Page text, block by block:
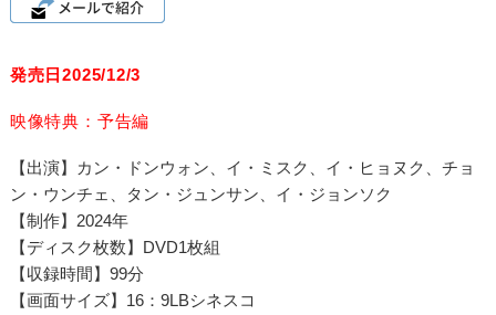
発売日2025/12/3
映像特典：予告編
【出演】カン・ドンウォン、イ・ミスク、イ・ヒョヌク、チョ
ン・ウンチェ、タン・ジュンサン、イ・ジョンソク
【制作】2024年
【ディスク枚数】DVD1枚組
【収録時間】99分
【画面サイズ】16：9LBシネスコ